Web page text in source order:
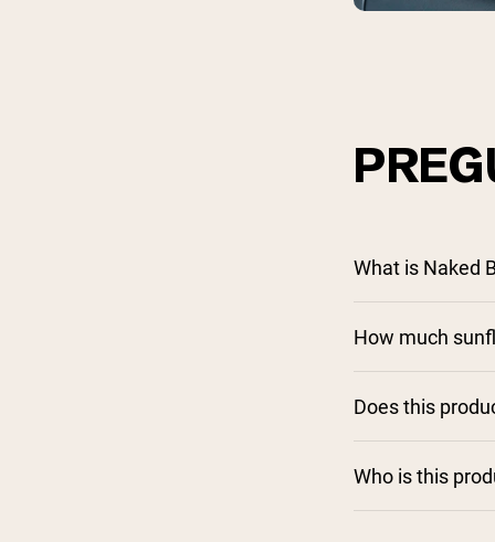
What is Naked
How much
Does this
Who is this